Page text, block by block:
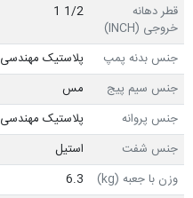
قطر دهانه
خروجی (INCH)
1/2 1
جنس بدنه پمپ
پلاستیک مهندسی PP
جنس سیم پیج
مس
جنس پروانه
پلاستیک مهندسی PPO
جنس شفت
استیل
وزن با جعبه (kg)
6.3